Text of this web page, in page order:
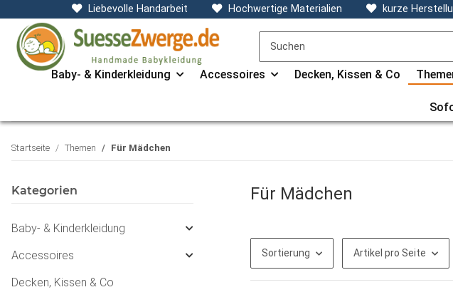
Liebevolle Handarbeit Hochwertige Materialien kurze
Baby- & Kinderkleidung Accessoires Decken, Kissen & Co
Startseite Themen Für Mädchen
Für Mädchen
Sortierung Artikel pro Seite
Kategorien
Baby- & Kinderkleidung
Accessoires
Decken, Kissen & Co